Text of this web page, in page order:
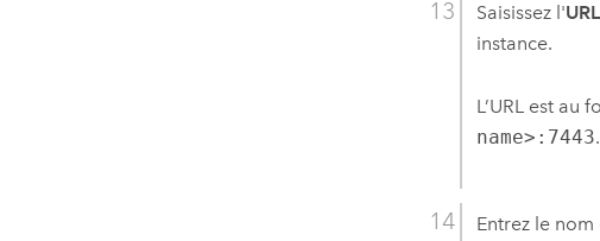
Saisissez l'
instance.
L’URL est au
name>:7443.
Entrez le